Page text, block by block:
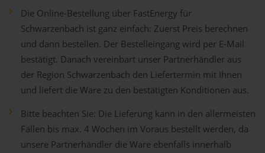
Die Online-Bestellung über FastEnergy für
Schwarzenbach ist ganz einfach: Zuerst Preis berechnen
und dann bestellen. Der Bestelleingang wird per E-Mail
bestätigt. Danach vereinbart unser Partnerhändler aus
der Region Schwarzenbach den Liefertermin mit Ihnen
und liefert die Ware zu den bestätigten Konditionen aus.
Bitte beachten Sie: Die Lieferung kann in den allermeisten
Fällen bis max. 4 Wochen im Voraus bestellt werden, da
unsere Partnerhändler die Ware ebenfalls innerhalb